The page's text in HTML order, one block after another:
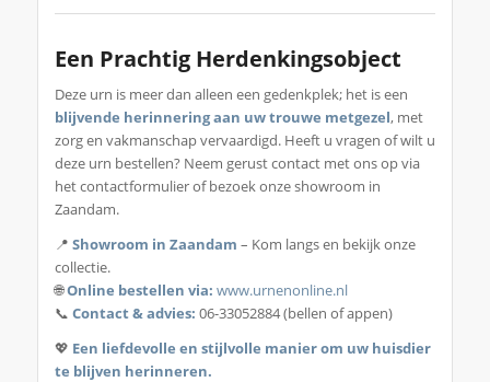
Een Prachtig Herdenkingsobject
Deze urn is meer dan alleen een gedenkplek; het is een
blijvende herinnering aan uw trouwe metgezel, met
zorg en vakmanschap vervaardigd. Heeft u vragen of wilt u
deze urn bestellen? Neem gerust contact met ons op via
het contactformulier of bezoek onze showroom in
Zaandam.
📍 Showroom in Zaandam – Kom langs en bekijk onze
collectie.
🌐Online bestellen via: www.urnenonline.nl
📞 Contact & advies: 06-33052884 (bellen of appen)
💖 Een liefdevolle en stijlvolle manier om uw huisdier
te blijven herinneren.